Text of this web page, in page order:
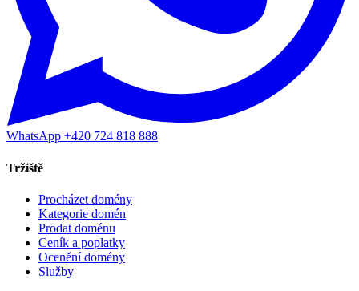
WhatsApp +420 724 818 888
Tržiště
Procházet domény
Kategorie domén
Prodat doménu
Ceník a poplatky
Ocenění domény
Služby